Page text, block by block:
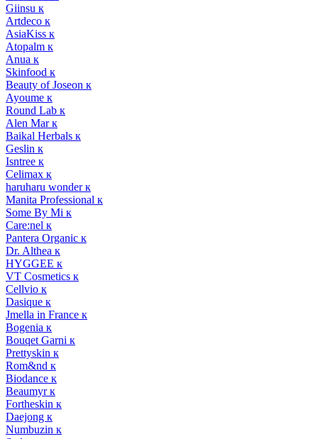
Giinsu к
Artdeco к
AsiaKiss к
Atopalm к
Anua к
Skinfood к
Beauty of Joseon к
Ayoume к
Round Lab к
Alen Mar к
Baikal Herbals к
Geslin к
Isntree к
Celimax к
haruharu wonder к
Manita Professional к
Some By Mi к
Care:nel к
Pantera Organic к
Dr. Althea к
HYGGEE к
VT Cosmetics к
Cellvio к
Dasique к
Jmella in France к
Bogenia к
Bouqet Garni к
Prettyskin к
Rom&nd к
Biodance к
Beaumyr к
Fortheskin к
Daejong к
Numbuzin к